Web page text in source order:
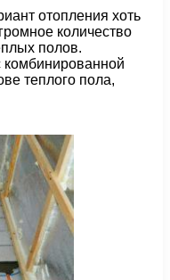
отопления хоть
количество
полов.
комбинированной
теплого пола,